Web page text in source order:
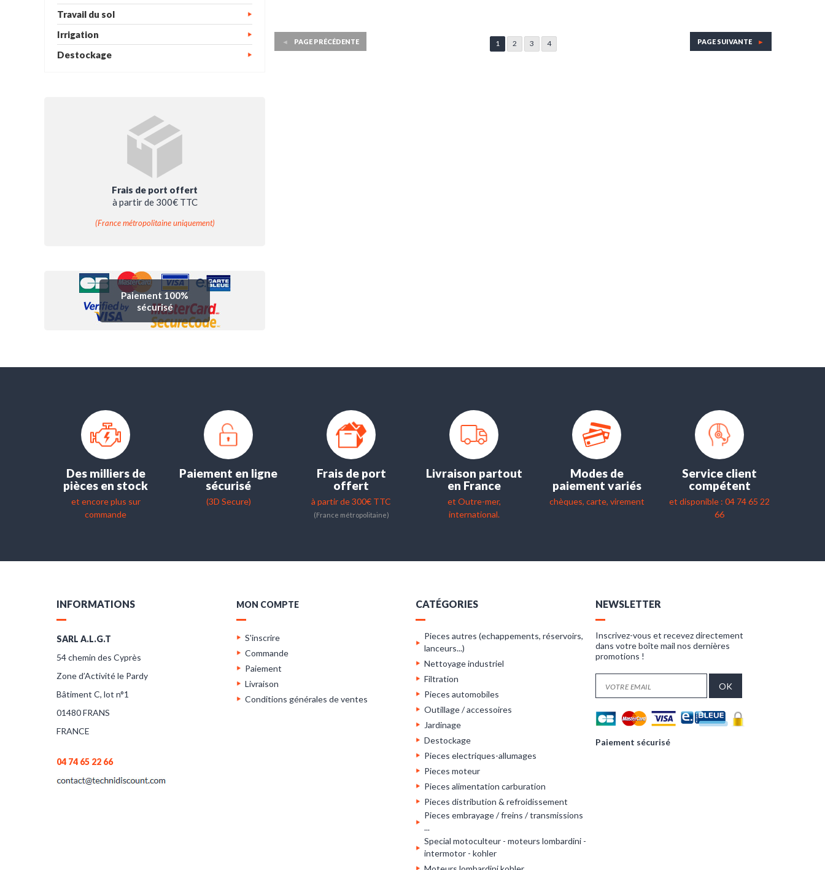
Travail du sol
Irrigation
Destockage
Frais de port offert
à partir de 300€ TTC
(France métropolitaine uniquement)
Paiement 100%
sécurisé
◄ PAGE PRÉCÉDENTE 1 2 3 4 PAGE SUIVANTE ►
Des milliers de
pièces en stock
et encore plus sur
commande
Paiement en ligne
sécurisé
(3D Secure)
Frais de port
offert
à partir de 300€ TTC
(France métropolitaine)
Livraison partout
en France
et Outre-mer,
international.
Modes de
paiement variés
chèques, carte, virement
Service client
compétent
et disponible : 04 74 65 22
66
INFORMATIONS
SARL A.L.G.T
54 chemin des Cyprès
Zone d’Activité le Pardy
Bâtiment C, lot n°1
01480 FRANS
FRANCE
04 74 65 22 66
MON COMPTE
S'inscrire
Commande
Paiement
Livraison
Conditions générales de ventes
CATÉGORIES
Pieces autres (echappements, réservoirs,
lanceurs...)
Nettoyage industriel
Filtration
Pieces automobiles
Outillage / accessoires
Jardinage
Destockage
Pieces electriques-allumages
Pieces moteur
Pieces alimentation carburation
Pieces distribution & refroidissement
Pieces embrayage / freins / transmissions
...
Special motoculteur - moteurs lombardini -
intermotor - kohler
NEWSLETTER
Inscrivez-vous et recevez directement
dans votre boîte mail nos dernières
promotions !
Paiement sécurisé